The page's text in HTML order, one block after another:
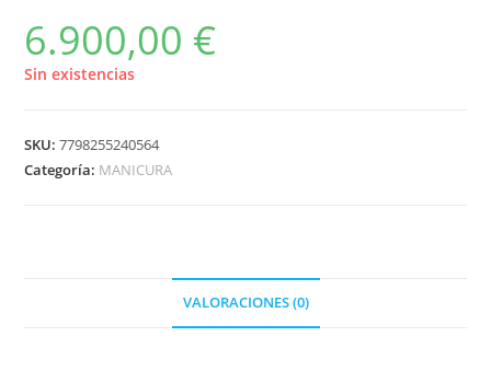
6.900,00 €
Sin existencias
SKU:7798255240564
Categoría: MANICURA
VALORACIONES (0)